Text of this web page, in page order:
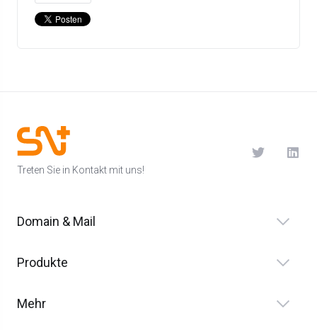
Treten Sie in Kontakt mit uns!
Domain & Mail
Produkte
Mehr